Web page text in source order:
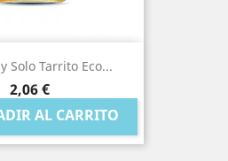
Solo Tarrito Eco...
Precio
2,06 €
AL CARRITO